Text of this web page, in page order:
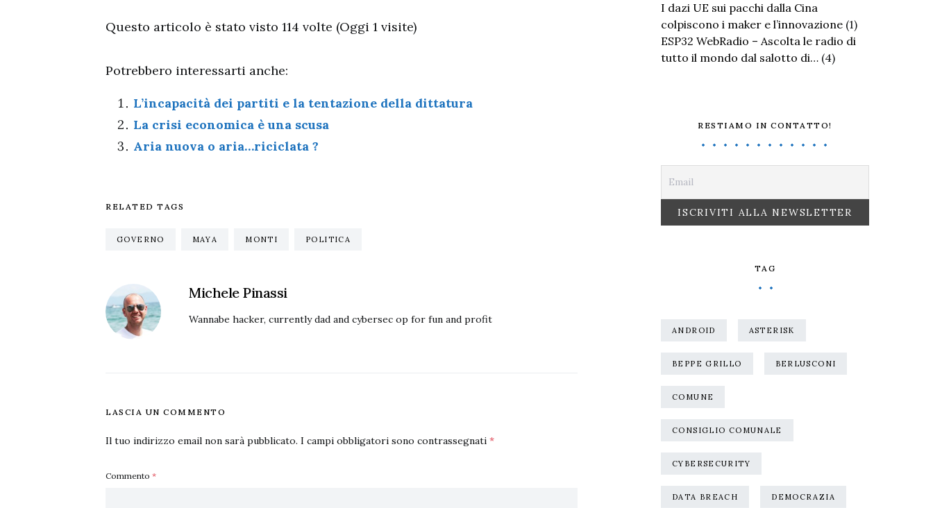
Questo articolo è stato visto 114 volte (Oggi 1 visite)
Potrebbero interessarti anche:
L’incapacità dei partiti e la tentazione della dittatura
La crisi economica è una scusa
Aria nuova o aria…riciclata ?
RELATED TAGS
GOVERNO MAYA MONTI POLITICA
Michele Pinassi
Wannabe hacker, currently dad and cybersec op for fun and profit
LASCIA UN COMMENTO
Il tuo indirizzo email non sarà pubblicato. I campi obbligatori sono contrassegnati *
Commento *
I dazi UE sui pacchi dalla Cina
colpiscono i maker e l’innovazione (1)
ESP32 WebRadio – Ascolta le radio di
tutto il mondo dal salotto di… (4)
RESTIAMO IN CONTATTO!
TAG
ANDROID ASTERISK
BEPPE GRILLO BERLUSCONI
COMUNE
CONSIGLIO COMUNALE
CYBERSECURITY
DATA BREACH DEMOCRAZIA